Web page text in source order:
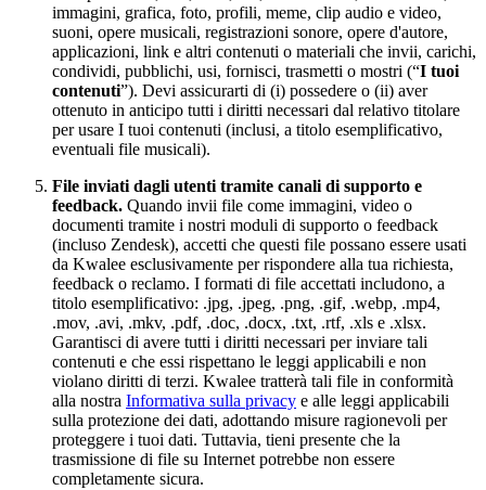
immagini, grafica, foto, profili, meme, clip audio e video,
suoni, opere musicali, registrazioni sonore, opere d'autore,
applicazioni, link e altri contenuti o materiali che invii, carichi,
condividi, pubblichi, usi, fornisci, trasmetti o mostri (“I tuoi
contenuti”). Devi assicurarti di (i) possedere o (ii) aver
ottenuto in anticipo tutti i diritti necessari dal relativo titolare
per usare I tuoi contenuti (inclusi, a titolo esemplificativo,
eventuali file musicali).
File inviati dagli utenti tramite canali di supporto e
feedback. Quando invii file come immagini, video o
documenti tramite i nostri moduli di supporto o feedback
(incluso Zendesk), accetti che questi file possano essere usati
da Kwalee esclusivamente per rispondere alla tua richiesta,
feedback o reclamo. I formati di file accettati includono, a
titolo esemplificativo: .jpg, .jpeg, .png, .gif, .webp, .mp4,
.mov, .avi, .mkv, .pdf, .doc, .docx, .txt, .rtf, .xls e .xlsx.
Garantisci di avere tutti i diritti necessari per inviare tali
contenuti e che essi rispettano le leggi applicabili e non
violano diritti di terzi. Kwalee tratterà tali file in conformità
alla nostra Informativa sulla privacy e alle leggi applicabili
sulla protezione dei dati, adottando misure ragionevoli per
proteggere i tuoi dati. Tuttavia, tieni presente che la
trasmissione di file su Internet potrebbe non essere
completamente sicura.